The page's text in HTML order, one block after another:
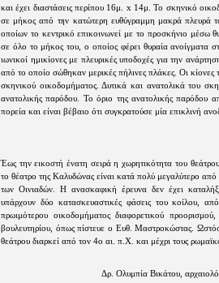
και έχει διαστάσεις περίπου 16μ. x 14μ. Το σκηνικό
σε μήκος από την κατώτερη ευθύγραμμη μακρά πλευρά
οποίων το κεντρικό επικοινωνεί με το προσκήνιο μέσω
σε όλο το μήκος του, ο οποίος φέρει θυραία ανοίγματα
ιωνικοί ημικίονες με πλευρικές υποδοχές για την
από το οποίο σώθηκαν μερικές πήλινες πλάκες. Οι κίονες
σκηνικού οικοδομήματος. Δυτικά και ανατολικά του
ανατολικής παρόδου. Το όριο της ανατολικής παρόδου
πορεία και είναι βέβαιο ότι συγκρατούσε μία επικλινή
Έως την εικοστή ένατη σειρά η χωρητικότητα του
το θέατρο της Καλυδώνας είναι κατά πολύ μεγαλύτερο
των Οινιαδών. Η ανασκαφική έρευνα δεν έχει
υπάρχουν δύο κατασκευαστικές φάσεις του κοίλου,
πρωιμότερου οικοδομήματος διαφορετικού
βουλευτηρίου, όπως πίστευε ο Ευθ. Μαστροκώστας.
θεάτρου διαρκεί από τον 4ο αι. π.Χ. και μέχρι τους
Δρ. Ολυμπία Βικάτου,